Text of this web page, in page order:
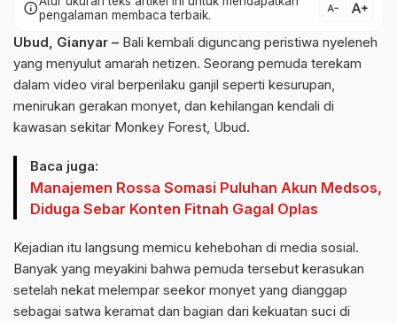
infopengalaman membaca terbaik.
text_decrease text_increase
Ubud, Gianyar – Bali kembali diguncang peristiwa nyeleneh
yang menyulut amarah netizen. Seorang pemuda terekam
dalam video viral berperilaku ganjil seperti kesurupan,
menirukan gerakan monyet, dan kehilangan kendali di
kawasan sekitar Monkey Forest, Ubud.
Baca juga:
Manajemen Rossa Somasi Puluhan Akun Medsos,
Diduga Sebar Konten Fitnah Gagal Oplas
Kejadian itu langsung memicu kehebohan di media sosial.
Banyak yang meyakini bahwa pemuda tersebut kerasukan
setelah nekat melempar seekor monyet yang dianggap
sebagai satwa keramat dan bagian dari kekuatan suci di